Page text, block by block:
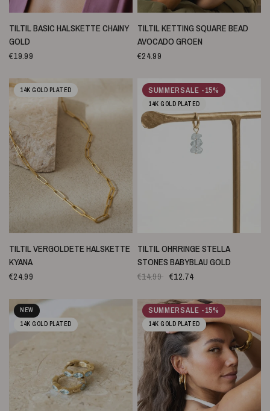
SCHNELLANSICHT
TILTIL BASIC HALSKETTE CHAINY
GOLD
€19.99
SCHNELLANSICHT
TILTIL KETTING SQUARE BEAD
AVOCADO GROEN
€24.99
14K GOLD PLATED
SCHNELLANSICHT
TILTIL VERGOLDETE HALSKETTE
KYANA
€24.99
SUMMERSALE -15%
14K GOLD PLATED
SCHNELLANSICHT
TILTIL OHRRINGE STELLA
STONES BABYBLAU GOLD
€14.99 €12.74
NEW
14K GOLD PLATED
SUMMERSALE -15%
14K GOLD PLATED